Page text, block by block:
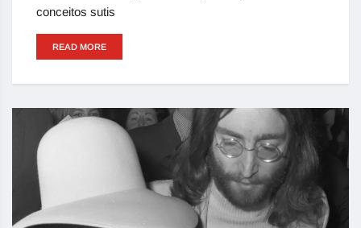
conceitos sutis
READ MORE